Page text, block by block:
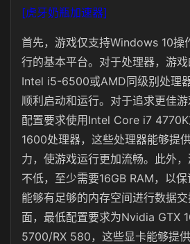
[虎牙奶瓶加速器]
首先，游戏仅支持Windows 10操
行的基本平台。对于处理器，游
Intel i5-6500或AMD同级别处理
顺利启动和运行。对于追求更佳
配置要求使用Intel Core i7
1600处理器，这些处理器能够提
力，使游戏运行更加流畅。此外
不低，至少需要16GB RAM，以
能够有足够的内存空间进行数据
面，最低配置要求为Nvidia GTX
5700/RX 580，这些显卡能够提